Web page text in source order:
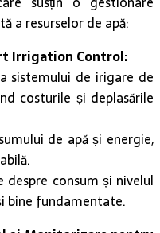
Irrigation Control:
de irigare de
costurile și deplasările
de apă și energie,
consum și nivelul
bine fundamentate.
și Monitorizare pentru
datorită conceptului